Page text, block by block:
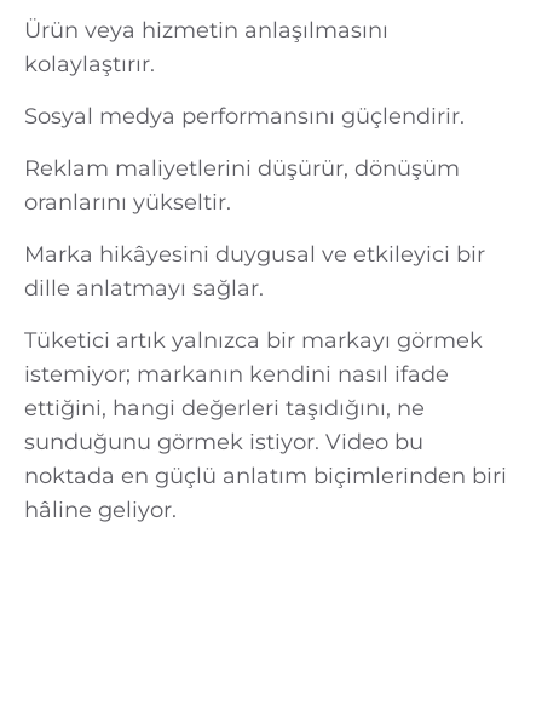
Ürün veya hizmetin anlaşılmasını
kolaylaştırır.
Sosyal medya performansını güçlendirir.
Reklam maliyetlerini düşürür, dönüşüm
oranlarını yükseltir.
Marka hikâyesini duygusal ve etkileyici bir
dille anlatmayı sağlar.
Tüketici artık yalnızca bir markayı görmek
istemiyor; markanın kendini nasıl ifade
ettiğini, hangi değerleri taşıdığını, ne
sunduğunu görmek istiyor. Video bu
noktada en güçlü anlatım biçimlerinden biri
hâline geliyor.